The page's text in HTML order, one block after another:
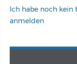
Ich habe noch
anmelden